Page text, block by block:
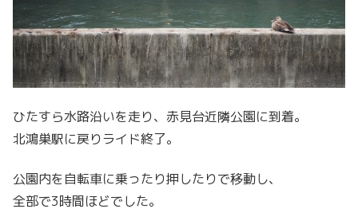
ひたすら水路沿いを走り、赤見台近隣公園に到着。
北鴻巣駅に戻りライド終了。
公園内を自転車に乗ったり押したりで移動し、
全部で3時間ほどでした。